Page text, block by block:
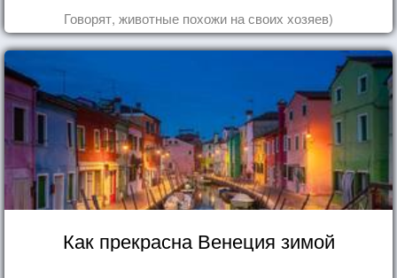
Говорят, животные похожи на своих хозяев)
Как прекрасна Венеция зимой